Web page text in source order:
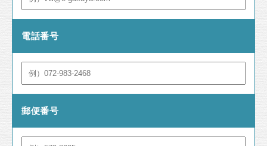
電話番号
郵便番号